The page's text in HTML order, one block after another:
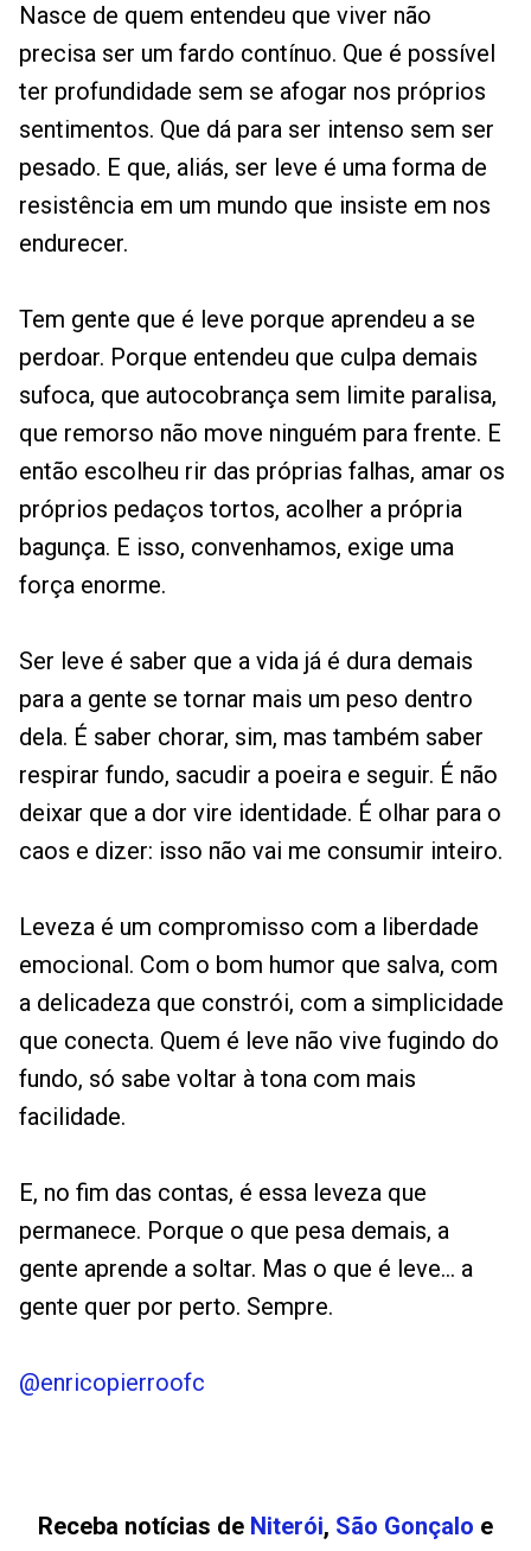
Nasce de quem entendeu que viver não
precisa ser um fardo contínuo. Que é possível
ter profundidade sem se afogar nos próprios
sentimentos. Que dá para ser intenso sem ser
pesado. E que, aliás, ser leve é uma forma de
resistência em um mundo que insiste em nos
endurecer.
Tem gente que é leve porque aprendeu a se
perdoar. Porque entendeu que culpa demais
sufoca, que autocobrança sem limite paralisa,
que remorso não move ninguém para frente. E
então escolheu rir das próprias falhas, amar os
próprios pedaços tortos, acolher a própria
bagunça. E isso, convenhamos, exige uma
força enorme.
Ser leve é saber que a vida já é dura demais
para a gente se tornar mais um peso dentro
dela. É saber chorar, sim, mas também saber
respirar fundo, sacudir a poeira e seguir. É não
deixar que a dor vire identidade. É olhar para o
caos e dizer: isso não vai me consumir inteiro.
Leveza é um compromisso com a liberdade
emocional. Com o bom humor que salva, com
a delicadeza que constrói, com a simplicidade
que conecta. Quem é leve não vive fugindo do
fundo, só sabe voltar à tona com mais
facilidade.
E, no fim das contas, é essa leveza que
permanece. Porque o que pesa demais, a
gente aprende a soltar. Mas o que é leve... a
gente quer por perto. Sempre.
@enricopierroofc
Receba notícias de Niterói, São Gonçalo e